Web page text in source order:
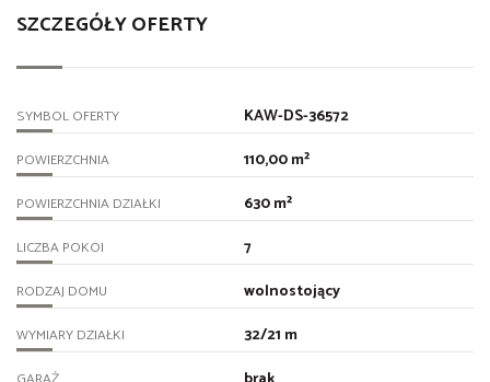
SZCZEGÓŁY OFERTY
SYMBOL OFERTY KAW-DS-36572
POWIERZCHNIA 110,00 m²
POWIERZCHNIA DZIAŁKI 630 m²
LICZBA POKOI 7
RODZAJ DOMU wolnostojący
WYMIARY DZIAŁKI 32/21 m